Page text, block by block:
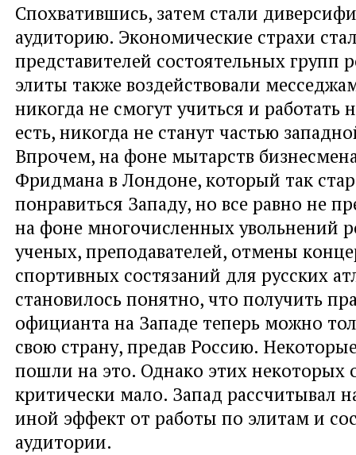
Спохватившись, затем стали
аудиторию. Экономические страхи
представителей состоятельных групп
элиты также воздействовали
никогда не смогут учиться и работать
есть, никогда не станут частью
Впрочем, на фоне мытарств
Фридмана в Лондоне, который так
понравиться Западу, но все равно не
на фоне многочисленных увольнений
ученых, преподавателей, отмены
спортивных состязаний для русских
становилось понятно, что получить
официанта на Западе теперь можно
свою страну, предав Россию.
пошли на это. Однако этих некоторых
критически мало. Запад рассчитывал
иной эффект от работы по элитам и
аудитории.